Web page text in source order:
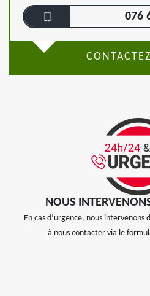
076
NOUS
En cas d’urgence, nous intervenons
à nous contacter via le